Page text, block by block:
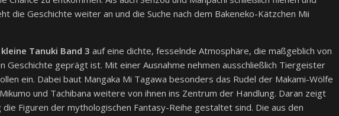
die Geschichte weiter an und die Suche nach dem Bakeneko-Kätzchen Mii
Tanuki Band 3 auf eine dichte, fesselnde Atmosphäre, die maßgeblich von
Geschichte geprägt ist. Mit einer Ausnahme nehmen ausschließlich Tiergeister
ein. Dabei baut Mangaka Mi Tagawa besonders das Rudel der Makami-Wölfe
und Tachibana weitere von ihnen ins Zentrum der Handlung. Daran zeigt
Figuren der mythologischen Fantasy-Reihe gestaltet sind. Die aus den